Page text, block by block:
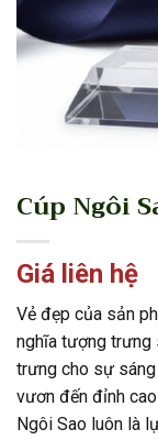
Cúp Ngôi
Giá liên hệ
Vẻ đẹp của sản
nghĩa tượng trưng
trưng cho sự
vươn đến đỉnh
Ngôi Sao luôn là